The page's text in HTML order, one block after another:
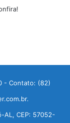
- Contato: (82)
AL, CEP: 57052-